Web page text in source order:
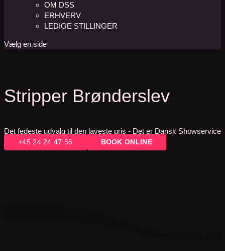
OM DSS
ERHVERV
LEDIGE STILLINGER
Vælg en side
Stripper Brønderslev
Det fedeste udvalg til den laveste pris - Det er Dansk Showservice
+45 24 24 47 56 BOOK ONLINE